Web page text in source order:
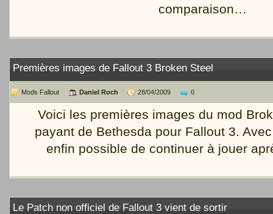
comparaison…
Premières images de Fallout 3 Broken Steel
Mods Fallout Daniel Roch 28/04/2009 0
Voici les premières images du mod
payant de Bethesda pour Fallout 3.
enfin possible de continuer à jouer
Le Patch non officiel de Fallout 3 vient de sortir